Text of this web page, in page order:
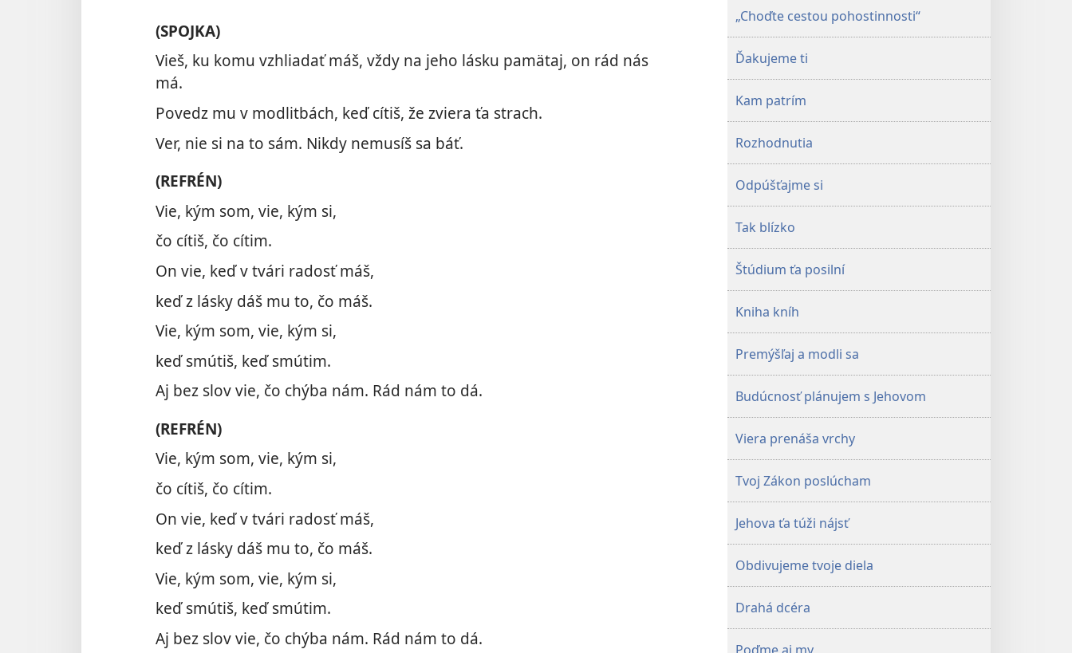
(SPOJKA)
Vieš, ku komu vzhliadať máš, vždy na jeho lásku pamätaj, on rád nás
má.
Povedz mu v modlitbách, keď cítiš, že zviera ťa strach.
Ver, nie si na to sám. Nikdy nemusíš sa báť.
(REFRÉN)
Vie, kým som, vie, kým si,
čo cítiš, čo cítim.
On vie, keď v tvári radosť máš,
keď z lásky dáš mu to, čo máš.
Vie, kým som, vie, kým si,
keď smútiš, keď smútim.
Aj bez slov vie, čo chýba nám. Rád nám to dá.
(REFRÉN)
Vie, kým som, vie, kým si,
čo cítiš, čo cítim.
On vie, keď v tvári radosť máš,
keď z lásky dáš mu to, čo máš.
Vie, kým som, vie, kým si,
keď smútiš, keď smútim.
Aj bez slov vie, čo chýba nám. Rád nám to dá.
„Choďte cestou pohostinnosti“
Ďakujeme ti
Kam patrím
Rozhodnutia
Odpúšťajme si
Tak blízko
Štúdium ťa posilní
Kniha kníh
Premýšľaj a modli sa
Budúcnosť plánujem s Jehovom
Viera prenáša vrchy
Tvoj Zákon poslúcham
Jehova ťa túži nájsť
Obdivujeme tvoje diela
Drahá dcéra